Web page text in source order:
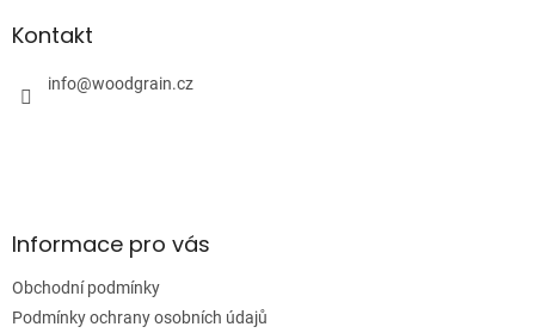
u
aKontakt
info@woodgrain.cz
Informace pro vás
Obchodní podmínky
Podmínky ochrany osobních údajů